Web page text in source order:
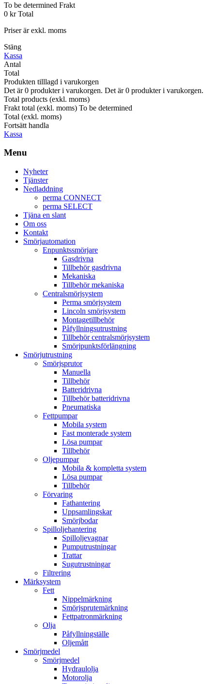
To be determined Frakt
0 kr Total
Priser är exkl. moms
Stäng
Kassa
Antal
Total
Produkten tilllagd i varukorgen
Det är0 produkter i varukorgen. Det är0 produkter i varukorgen.
Total products (exkl. moms)
Frakt total (exkl. moms) To be determined
Total (exkl. moms)
Fortsätt handla
Kassa
Menu
Nyheter
Tjänster
Nedladdning
perma CONNECT
perma SELECT
Tjäna en slant
Om oss
Kontakt
Smörjautomation
Enpunktssmörjare
Gasdrivna
Tillbehör gasdrivna
Mekaniska
Tillbehör mekaniska
Centralsmörjsystem
Perma smörjsystem
Lincoln smörjsystem
Montagetillbehör
Påfyllningsutrustning
Tillbehör centralsmörjsystem
Smörjpunktsförlängning
Smörjutrustning
Smörjsprutor
Manuella
Tillbehör
Batteridrivna
Tillbehör batteridrivna
Pneumatiska
Fettpumpar
Mobila system
Fast monterade system
Lösa pumpar
Tillbehör
Oljepumpar
Mobila & kompletta system
Lösa pumpar
Tillbehör
Förvaring
Fathantering
Uppsamlingskar
Smörjbodar
Spilloljehantering
Spilloljevagnar
Pumputrustningar
Trattar
Sugutrustningar
Filtrering
Märksystem
Fett
Nippelmärkning
Smörjsprutemärkning
Fettpatronmärkning
Olja
Påfyllningställe
Oljemått
Smörjmedel
Smörjmedel
Hydraulolja
Motorolja